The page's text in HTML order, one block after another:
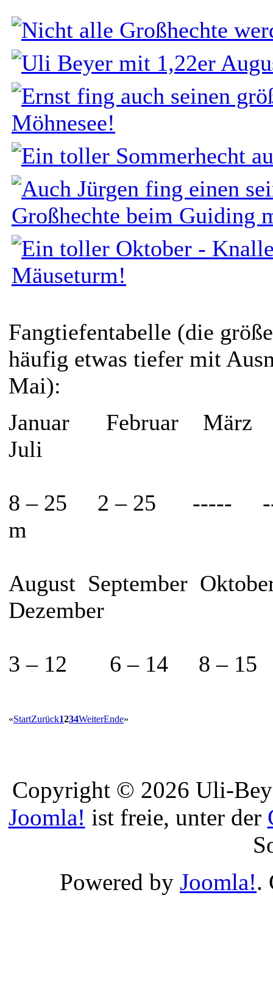
Fangtiefentabelle (die
häufig etwas tiefer mit
Mai):
Januar Februar
Juli
8 – 25 2 – 25 -----
m
August September
Dezember
3 – 12 6 – 14 8 – 15
«StartZurück1234WeiterEnde»
Copyright © 2026 Uli-
Joomla! ist freie, unter der
Powered by Joomla!.